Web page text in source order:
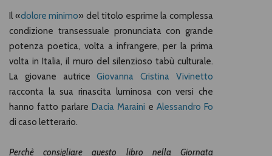
Il «dolore minimo» del titolo esprime la complessa
condizione transessuale pronunciata con grande
potenza poetica, volta a infrangere, per la prima
volta in Italia, il muro del silenzioso tabù culturale.
La giovane autriceGiovanna Cristina Vivinetto
racconta la sua rinascita luminosa con versi che
hanno fatto parlare Dacia Maraini e Alessandro Fo
di caso letterario.
Perchè consigliare questo libro nella Giornata